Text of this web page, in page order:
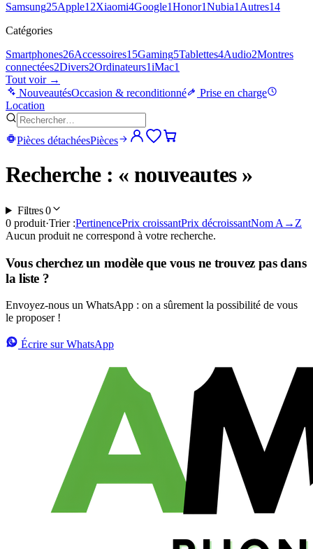
Samsung25Apple12Xiaomi4Google1Honor1Nubia1 Autres14
Catégories
Smartphones26Accessoires15Gaming5Tablettes4Audio2Montres
connectées2Divers2Ordinateurs1iMac1
Tout voir →
NouveautésOccasion & reconditionné
Prise en charge
Location
Pièces détachéesPièces
Recherche : « nouveautes »
Filtres0
0 produit·Trier :PertinencePrix croissantPrix décroissantNom A→Z
Aucun produit ne correspond à votre recherche.
Vous cherchez un modèle que vous ne trouvez pas dans
la liste ?
Envoyez-nous un WhatsApp : on a sûrement la possibilité de vous
le proposer !
Écrire sur WhatsApp